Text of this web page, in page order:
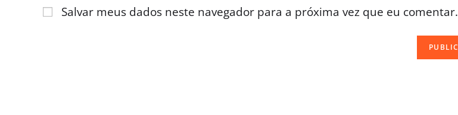
Salvar meus dados neste navegador para a próxima vez que eu comentar.